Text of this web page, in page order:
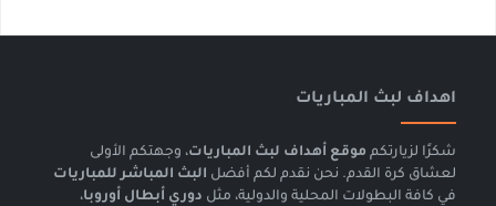
اهداف لبث المباريات
شكرًا لزيارتكم موقع أهداف لبث المباريات، وجهتكم الأولى
لعشاق كرة القدم. نحن نقدم لكم أفضل البث المباشر للمباريات
في كافة البطولات المحلية والدولية، مثل دوري أبطال أوروبا،